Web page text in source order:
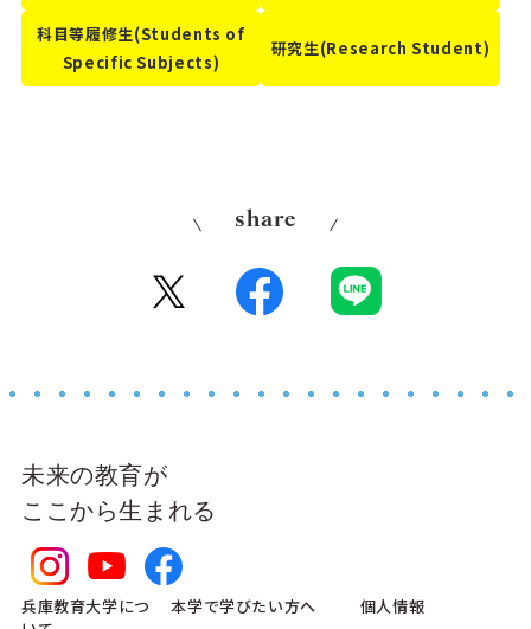
科目等履修生(Students of
Specific Subjects)
研究生(Research Student)
share
未来の教育が
ここから生まれる
兵庫教育大学につ
本学で学びたい方へ 個人情報